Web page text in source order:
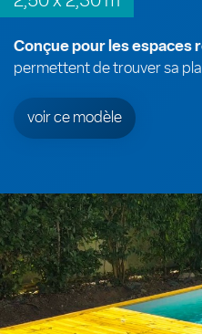
Conçue pour les espaces
permettent de trouver sa
voir ce modèle